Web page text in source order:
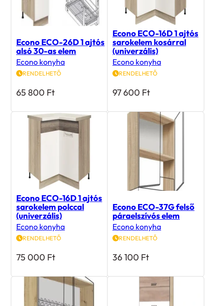
Econo ECO-26D 1 ajtós
alsó 30-as elem
Econo konyha
RENDELHETŐ
65 800
Econo ECO-16D 1 ajtós
sarokelem kosárral
(univerzális)
Econo konyha
RENDELHETŐ
97 600
Econo ECO-16D 1 ajtós
sarokelem polccal
(univerzális)
Econo konyha
RENDELHETŐ
75 000
Econo ECO-37G felső
páraelszívós elem
Econo konyha
RENDELHETŐ
36 100